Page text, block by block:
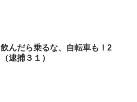
飲んだら乗るな、自転車も！2
（逮捕３１）